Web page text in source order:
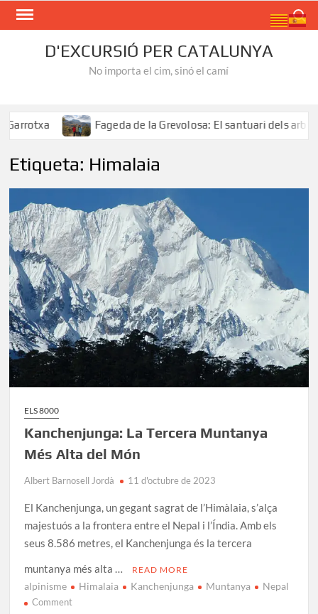
Skip
D'EXCURSIÓ PER CATALUNYA
No importa el cim, sinó el camí
Fageda de la Grevolosa: El santuari dels arbres
Etiqueta: Himalaia
ELS 8000
Kanchenjunga: La Tercera Muntanya
Més Alta del Món
Albert Barnosell Jordà 11 d'octubre de 2023
El Kanchenjunga, un gegant sagrat de l’Himàlaia, s’alça
majestuós a la frontera entre el Nepal i l’Índia. Amb els
seus 8.586 metres, el Kanchenjunga és la tercera
muntanya més alta …
READ MORE
alpinisme Himalaia Kanchenjunga Muntanya Nepal
Commenton